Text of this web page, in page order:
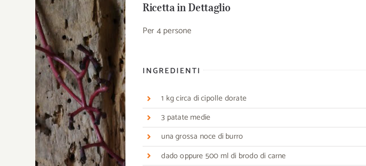
Ricetta in Dettaglio
Per 4 persone
INGREDIENTI
1 kg circa di cipolle dorate
3 patate medie
una grossa noce di burro
dado oppure 500 ml di brodo di carne